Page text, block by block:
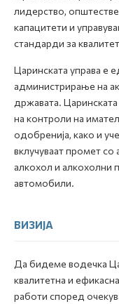
лидерство,
капацитети и
стандарди за
Царинската управа е
администрирање на
државата.
на контроли на
одобренија, како и
вклучуваат промет
алкохол и алкохолни
автомобили.
ВИЗИЈА
Да бидеме водечка
квалитетна и
работи според